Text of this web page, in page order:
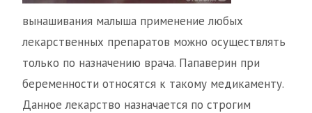
вынашивания малыша применение любых
лекарственных препаратов можно осуществлять
только по назначению врача. Папаверин при
беременности относятся к такому медикаменту.
Данное лекарство назначается по строгим